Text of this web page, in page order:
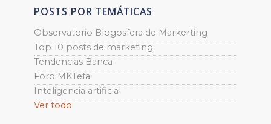
POSTS POR TEMÁTICAS
Observatorio Blogosfera de Markerting
Top 10 posts de marketing
Tendencias Banca
Foro MKTefa
Inteligencia artificial
Ver todo